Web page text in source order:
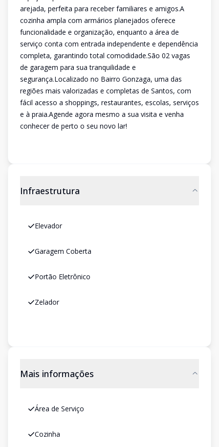
arejada, perfeita para receber familiares e amigos.A
cozinha ampla com armários planejados oferece
funcionalidade e organização, enquanto a área de
serviço conta com entrada independente e dependência
completa, garantindo total comodidade.São 02 vagas
de garagem para sua tranquilidade e
segurança.Localizado no Bairro Gonzaga, uma das
regiões mais valorizadas e completas de Santos, com
fácil acesso a shoppings, restaurantes, escolas, serviços
e à praia.Agende agora mesmo a sua visita e venha
conhecer de perto o seu novo lar!
Infraestrutura
Elevador
Garagem Coberta
Portão Eletrônico
Zelador
Mais informações
Área de Serviço
Cozinha